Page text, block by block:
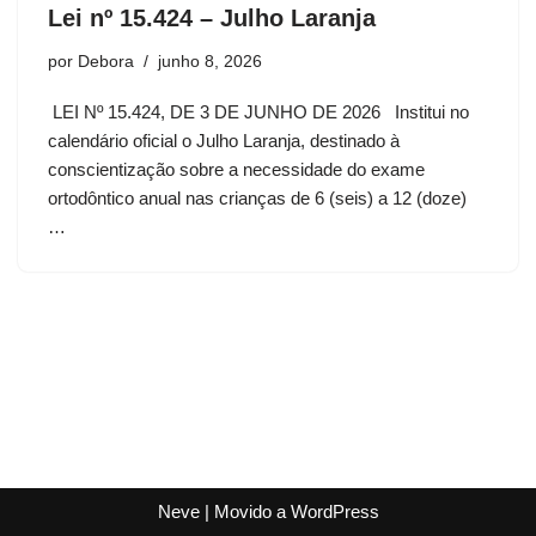
Lei nº 15.424 – Julho Laranja
por Debora junho 8, 2026
LEI Nº 15.424, DE 3 DE JUNHO DE 2026 Institui no
calendário oficial o Julho Laranja, destinado à
conscientização sobre a necessidade do exame
ortodôntico anual nas crianças de 6 (seis) a 12 (doze)
…
Neve| Movido a WordPress